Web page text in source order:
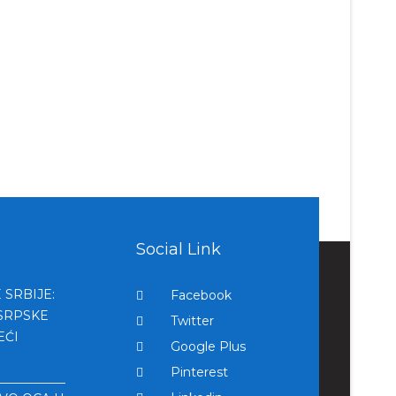
SRBIJE:
Social Link
Facebook
Twitter
Google Plus
Pinterest